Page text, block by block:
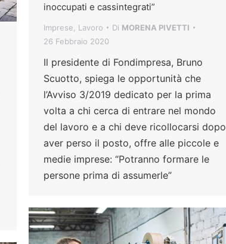
inoccupati e cassintegrati”
Imprese Lavoro Di MORENA PIVETTI
26 Febbraio 2020
Il presidente di Fondimpresa, Bruno
Scuotto, spiega le opportunità che
l’Avviso 3/2019 dedicato per la prima
volta a chi cerca di entrare nel mondo
del lavoro e a chi deve ricollocarsi dopo
aver perso il posto, offre alle piccole e
medie imprese: “Potranno formare le
persone prima di assumerle”